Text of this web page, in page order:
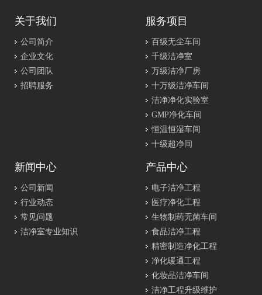
关于我们
公司简介
企业文化
公司团队
招聘服务
服务项目
百级无尘车间
千级洁净室
万级洁净厂房
十万级洁净车间
洁净净化实验室
GMP净化车间
恒温恒湿车间
十级超净间
新闻中心
公司新闻
行业动态
常见问题
洁净室专业知识
产品中心
电子洁净工程
医疗净化工程
生物制药无菌车间
食品洁净工程
精密制造净化工程
净化暖通工程
化妆品洁净车间
洁净工程升级维护